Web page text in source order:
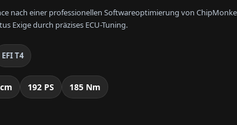
nach einer professionellen Softwareoptimierung von
Exige durch präzises ECU-Tuning.
EFI T4
192 PS 185 Nm